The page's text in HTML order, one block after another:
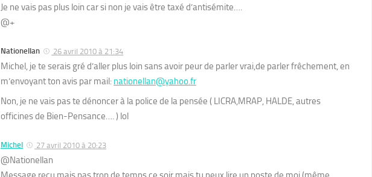
Je ne vais pas plus loin car si non je vais être taxé d’antisémite….
@+
Nationellan 26 avril 2010 à 21:34
Michel, je te serais gré d’aller plus loin sans avoir peur de parler vrai,de parler frêchement, en
m’envoyant ton avis par mail: nationellan@yahoo.fr
Non, je ne vais pas te dénoncer à la police de la pensée ( LICRA,MRAP, HALDE, autres
officines de Bien-Pensance…. ) lol
Michel 27 avril 2010 à 20:23
@Nationellan